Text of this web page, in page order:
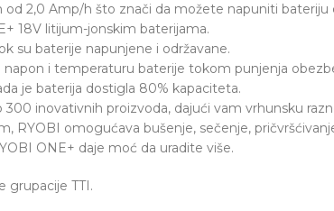
2,0 Amp/h što znači da možete napuniti bateriju
18V litijum-jonskim baterijama.
su baterije napunjene i održavane.
i temperaturu baterije tokom punjenja
je baterija dostigla 80% kapaciteta.
inovativnih proizvoda, dajući vam vrhunsku
RYOBI omogućava bušenje, sečenje,
ONE+ daje moć da uradite više.
grupacije TTI.